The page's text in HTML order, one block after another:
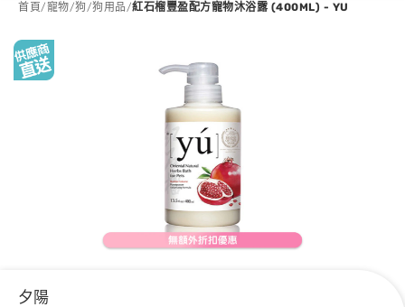
首頁/寵物/狗/狗用品/紅石榴豐盈配方寵物沐浴露 (400ML) - YU
夕陽